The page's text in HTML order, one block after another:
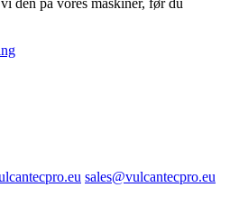
den på vores maskiner, før du
sales@vulcantecpro.eu